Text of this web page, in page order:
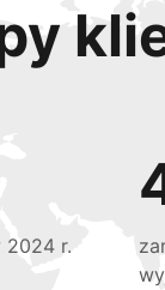
2024 r.